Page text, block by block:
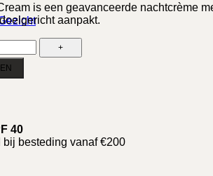
is een geavanceerde nachtcrème
aanpakt.
40
besteding vanaf €200